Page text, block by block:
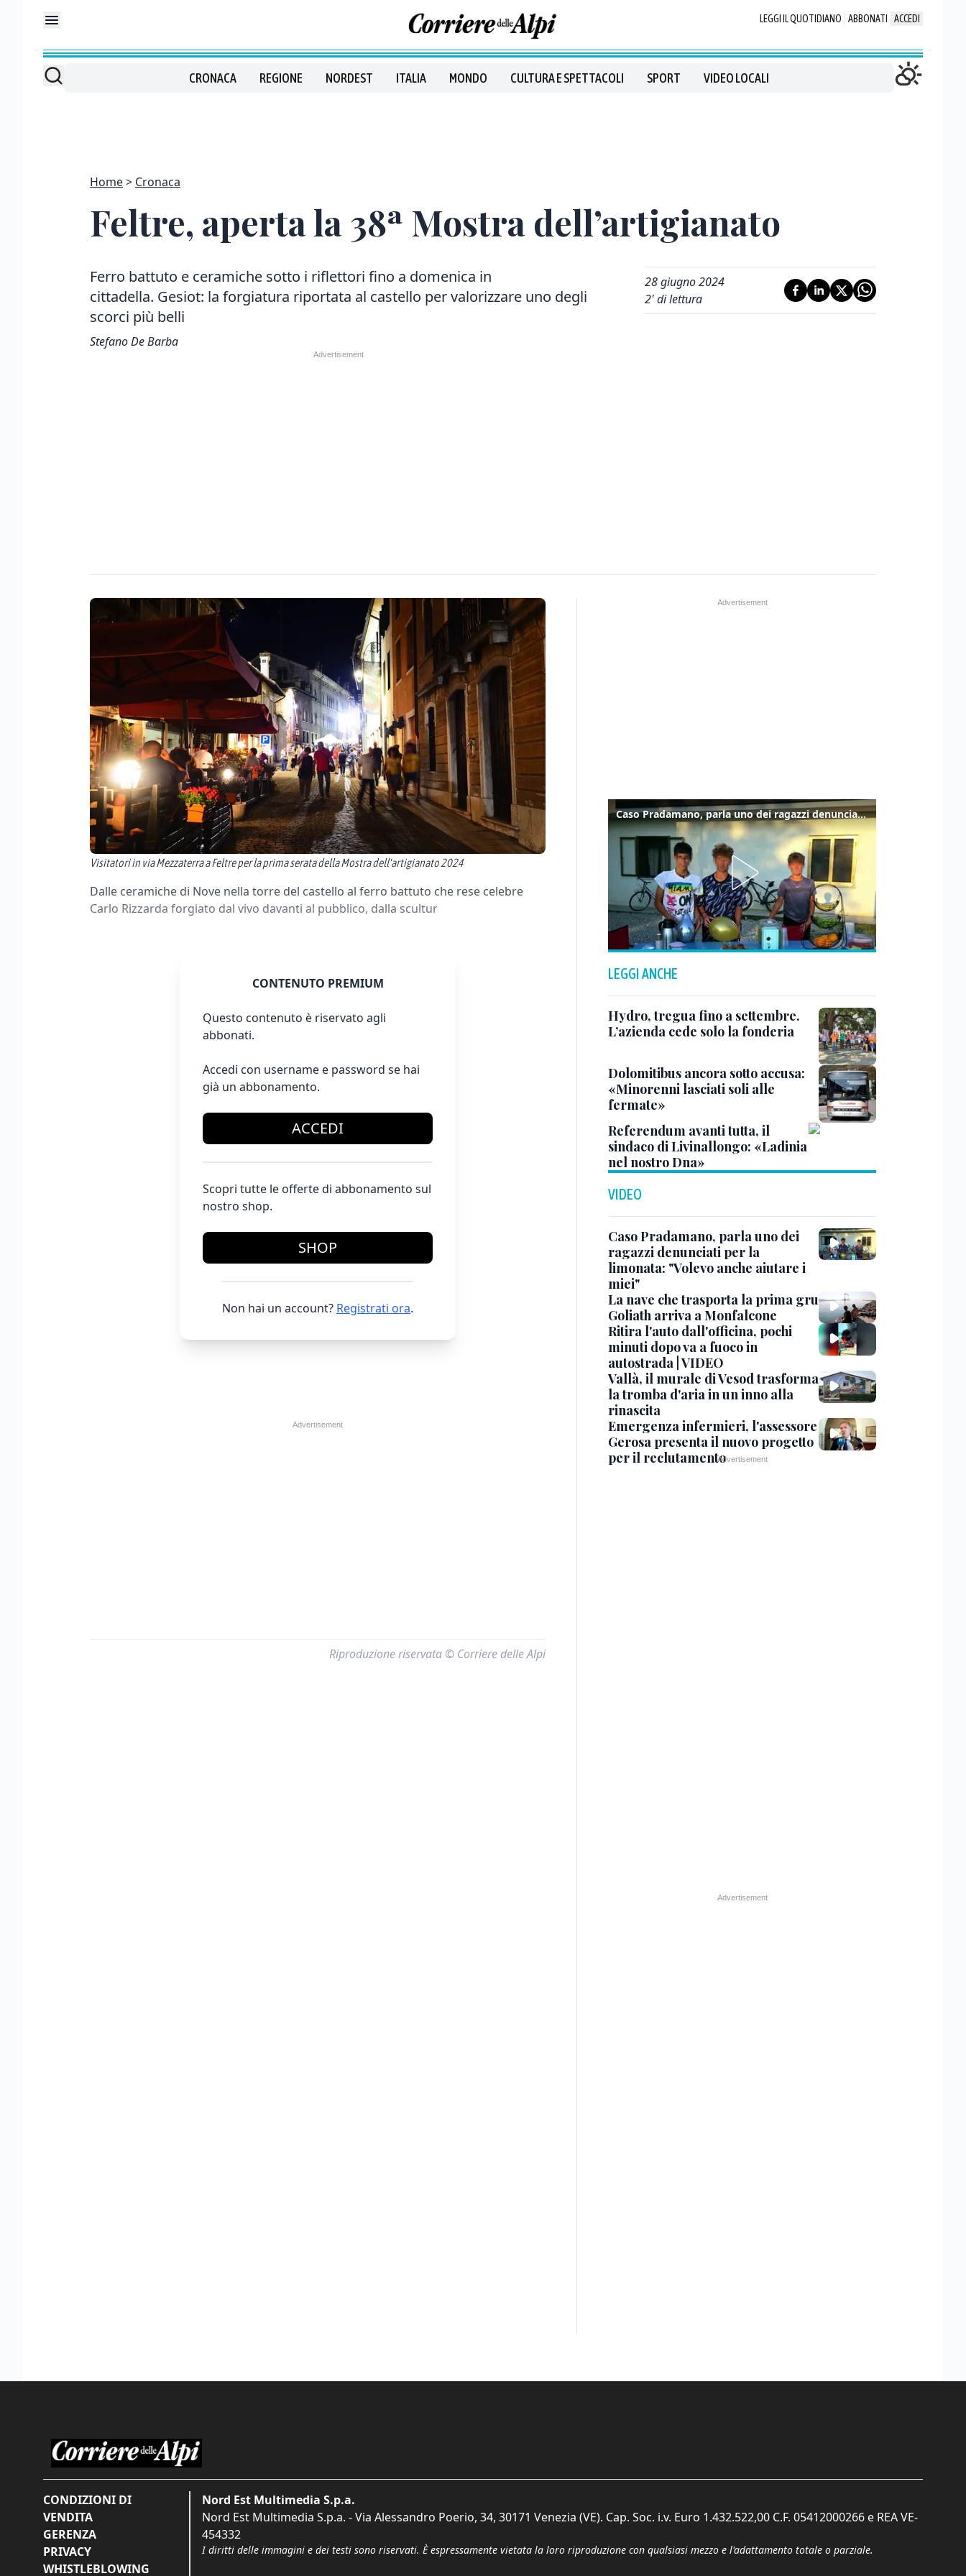
LEGGI IL QUOTIDIANO ABBONATI ACCEDI
CRONACA REGIONE NORDEST ITALIA MONDO CULTURA E SPETTACOLI SPORT VIDEO LOCALI
Home Cronaca
Feltre, aperta la 38ª Mostra dell’artigianato
Ferro battuto e ceramiche sotto i riflettori fino a domenica in
cittadella. Gesiot: la forgiatura riportata al castello per valorizzare uno degli
scorci più belli
Stefano De Barba
28 giugno 2024
2' di lettura
Visitatori in via Mezzaterra a Feltre per la prima serata della Mostra dell'artigianato 2024
Dalle ceramiche di Nove nella torre del castello al ferro battuto che rese celebre
Carlo Rizzarda forgiato dal vivo davanti al pubblico, dalla scultur
CONTENUTO PREMIUM
Questo contenuto è riservato agli
abbonati.
Accedi con username e password se hai
già un abbonamento.
ACCEDI
Scopri tutte le offerte di abbonamento sul
nostro shop.
SHOP
Non hai un account? Registrati ora.
Riproduzione riservata © Corriere delle Alpi
Caso Pradamano, parla uno dei ragazzi denunciati per la limonata: "Volevo anche aiutare i miei"
LEGGI ANCHE
Hydro, tregua fino a settembre.
L’azienda cede solo la fonderia
Dolomitibus ancora sotto accusa:
«Minorenni lasciati soli alle
fermate»
Referendum avanti tutta, il
sindaco di Livinallongo: «Ladinia
nel nostro Dna»
VIDEO
Caso Pradamano, parla uno dei
ragazzi denunciati per la
limonata: "Volevo anche aiutare i
miei"
La nave che trasporta la prima gru
Goliath arriva a Monfalcone
Ritira l'auto dall'officina, pochi
minuti dopo va a fuoco in
autostrada | VIDEO
Vallà, il murale di Vesod trasforma
la tromba d'aria in un inno alla
rinascita
Emergenza infermieri, l'assessore
Gerosa presenta il nuovo progetto
per il reclutamento
CONDIZIONI DI
VENDITA
GERENZA
PRIVACY
WHISTLEBLOWING
Nord Est Multimedia S.p.a.
Nord Est Multimedia S.p.a. - Via Alessandro Poerio, 34, 30171 Venezia (VE). Cap. Soc. i.v. Euro 1.432.522,00 C.F. 05412000266 e REA VE-
454332
I diritti delle immagini e dei testi sono riservati. È espressamente vietata la loro riproduzione con qualsiasi mezzo e l'adattamento totale o parziale.